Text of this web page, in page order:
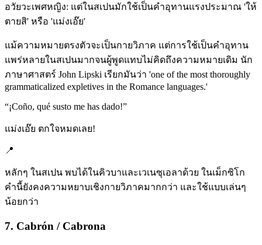
อวัยวะเพศหญิง: แต่ในสเปนมักใช้เป็นคำอุทานแรงประมาณ 'ให้
ตายสิ' หรือ 'แม่งเอ๊ย'
แม้ความหมายตรงตัวจะเป็นกายวิภาค แต่การใช้เป็นคำอุทาน
แพร่หลายในสเปนมากจนผู้พูดแทบไม่คิดถึงความหมายเดิม นัก
ภาษาศาสตร์ John Lipski เรียกมันว่า 'one of the most thoroughly
grammaticalized expletives in the Romance languages.'
“¡Coño, qué susto me has dado!”
แม่งเอ๊ย ตกใจหมดเลย!
📍
หลักๆ ในสเปน พบได้ในคิวบาและเวเนซุเอลาด้วย ในเม็กซิโก
คำนี้ยังคงความหยาบเชิงกายวิภาคมากกว่า และใช้แบบเล่นๆ
น้อยกว่า
7. Cabrón / Cabrona